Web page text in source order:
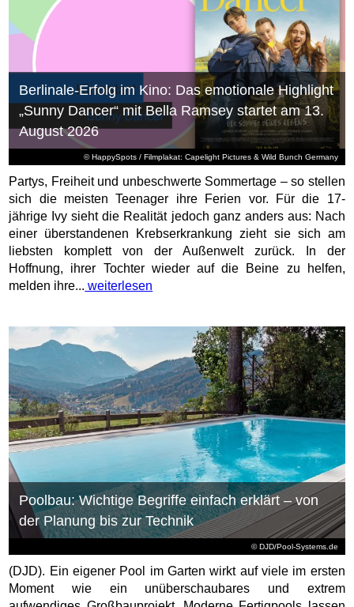
© HappySpots / Filmplakat: Capelight Pictures & Wild Bunch Germany
Berlinale-Erfolg im Kino: Das emotionale Highlight
„Sunny Dancer“ mit Bella Ramsey startet am 13.
August 2026
Partys, Freiheit und unbeschwerte Sommertage – so stellen
sich die meisten Teenager ihre Ferien vor. Für die 17-
jährige Ivy sieht die Realität jedoch ganz anders aus: Nach
einer überstandenen Krebserkrankung zieht sie sich am
liebsten komplett von der Außenwelt zurück. In der
Hoffnung, ihrer Tochter wieder auf die Beine zu helfen,
melden ihre... weiterlesen
© DJD/Pool-Systems.de
Poolbau: Wichtige Begriffe einfach erklärt – von
der Planung bis zur Technik
(DJD). Ein eigener Pool im Garten wirkt auf viele im ersten
Moment wie ein unüberschaubares und extrem